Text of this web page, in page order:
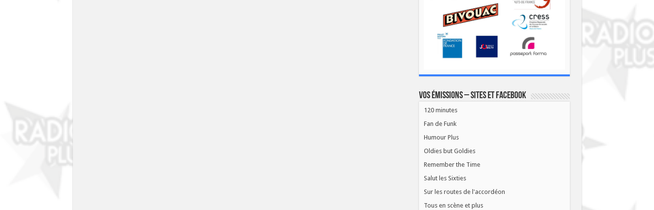
Vos émissions – Sites et Facebook
120 minutes
Fan de Funk
Humour Plus
Oldies but Goldies
Remember the Time
Salut les Sixties
Sur les routes de l'accordéon
Tous en scène et plus